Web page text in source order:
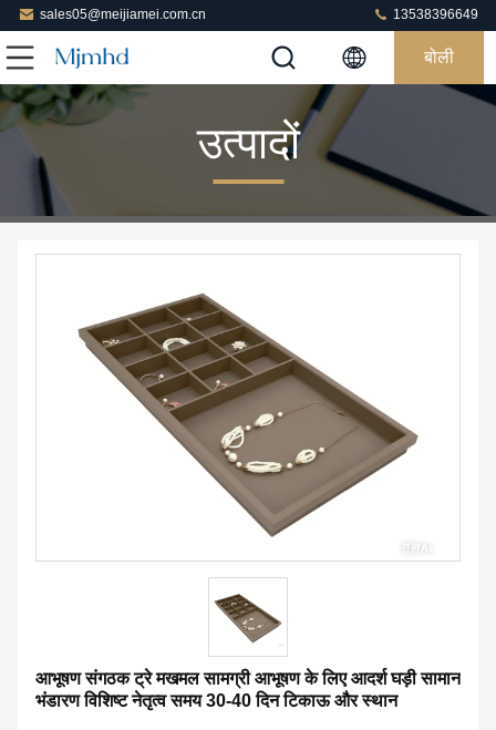
sales05@meijiamei.com.cn 13538396649
बोली
उत्पादों
आभूषण संगठक ट्रे मखमल सामग्री आभूषण के लिए आदर्श घड़ी सामान
भंडारण विशिष्ट नेतृत्व समय 30-40 दिन टिकाऊ और स्थान